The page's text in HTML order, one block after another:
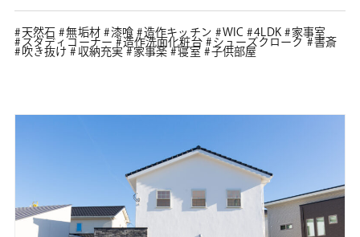
天然石 無垢材 漆喰 造作キッチン WIC 4LDK
家事室
スタディコーナー
造作洗面化粧台 シューズクローク
書斎
吹き抜け
収納充実 家事楽 寝室 子供部屋